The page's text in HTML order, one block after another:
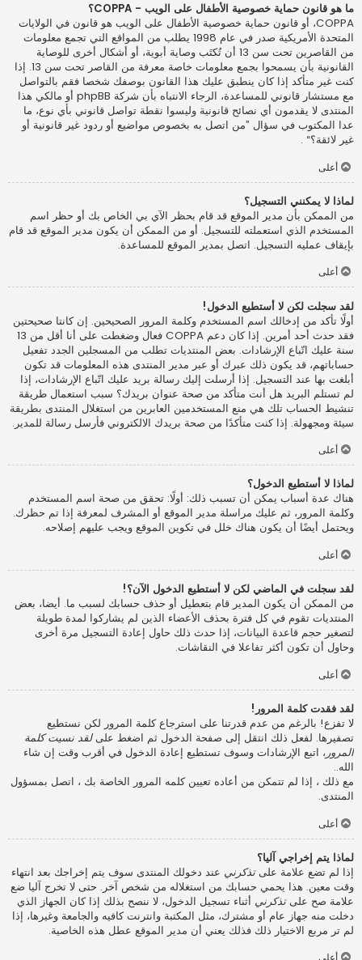
ما هو قانون حماية خصوصية الأطفال على الويب - COPPA؟
COPPA، أو قانون حماية خصوصية الأطفال على الويب هو قانون في الولايات
المتحدة الأمريكية صدر في عام 1998 يطلب من المواقع التي تجمع معلومات
من القاصرين تحت سن 13 أن تُكتَب وصاية أبوية، أو أشكال أخرى للوصاية
القانونية بأن يسمحوا بجمع معلومات خاصة معرفة من القاصر تحت سن 13. إذا
كنت غير متأكد إذا كان ينطبق عليك هذا القانون بوصفك شخصا فقم بالتواصل
مع مستشار قانوني للمساعدة، الرجاء الانتباه بأن شركة phpBB أو مالكي هذا
المنتدى لا يقدمون أي نصائح قانونية وليسوا نقطة تواصل قانوني بأي نوع، ما
عدا المكتوب في سؤال ”من اتصل به بخصوص مواضيع أو ردود غير قانونية أو
غير لائقة؟“ .
أعلى
لماذا لا يمكنني التسجيل؟
من الممكن بأن مدير الموقع قد قام بحظر الآي بي الخاص بك أو حظر اسم
المستخدم الذي استعملته للتسجيل. أو من الممكن أن يكون مدير الموقع قد قام
بإيقاف عمليه التسجيل. اتصل بمدير الموقع للمساعدة.
أعلى
لقد سجلت لكن لا أستطيع الدخول!
أولًا تأكد من إدخالك اسم المستخدم وكلمة المرور الصحيحين. إن كانتا صحيحتين
فقد حدث أحد أمرين. إذا كان دعم COPPA فعال وضغطت على أنا أقل من 13
سنة عليك اتّباع الإرشادات. بعض المنتديات تطلب من المسجلين الجدد تفعيل
حساباتهم، قد يكون ذلك عبرك أو عبر مدير المنتدى هذه المعلومات قد تكون
أبلغت بها عند التسجيل. إذا أرسلت إليك رسالة بريد عليك اتّباع الإرشادات، إذا
لم تستلم البريد هل أنت متأكد من صحة عنوان بريدك؟ سبب استعمال طريقة
تنشيط الحساب تلك هي منع المستخدمين العابرين من استغلال المنتدى بطريقة
سيئة ومجهولة. إذا كنت متأكدًا من صحة بريدك الالكتروني فأرسل رسالة للمدير.
أعلى
لماذا لا أستطيع الدخول؟
هناك عدة أسباب يمكن أن تسبب ذلك: أولًا: تحقق من صحة اسم المستخدم
وكلمة المرور، ثم عليك مراسلة مدير الموقع أو المشرف لمعرفة إذا تم حظرك.
ويحتمل أيضًا أن يكون هناك خلل في تكوين الموقع ويجب عليهم إصلاحه.
أعلى
لقد سجلت في الماضي لكن لا أستطيع الدخول الآن؟!
من الممكن أن يكون المدير قام بتعطيل أو حذف حسابك لسبب ما. أيضا، بعض
المنتديات تقوم في كل فترة بحذف الأعضاء الذين لم يشاركوا لمدة طويلة
لتصغير حجم قاعدة البيانات، إذا حدث ذلك حاول إعادة التسجيل مرة أخرى
وحاول أن تكون أكثر تفاعلا في النقاشات.
أعلى
لقد فقدت كلمة المرور!
لا تفزع! بالرغم من عدم قدرتنا على استرجاع كلمة المرور لكن نستطيع
تصفيرها. لفعل ذلك انتقل إلى صفحة الدخول ثم اضغط علىلقد نسيت كلمة
المرور ، اتبع الإرشادات وسوف تستطيع إعادة الدخول في أقرب وقت إن شاء
الله..
مع ذلك ، إذا لم تتمكن من أعاده تعيين كلمه المرور الخاصة بك ، اتصل بمسؤول
المنتدى.
أعلى
لماذا يتم إخراجي آليا؟
إذا لم تضع علامة علىتذكرني عند دخولك المنتدى سوف يتم إخراجك بعد انتهاء
وقت معين. هذا يحمي حسابك من استغلاله من شخص آخر. حتى لا تخرج آليا ضع
علامة صح علىتذكرني أثناء تسجيل الدخول، لا ننصح بذلك إذا كان الجهاز الذي
دخلت منه جهاز عام أو مشترك، مثل المكتبة وانترنت كافيه والجامعة وغيرها، إذا
لم تر مربع الاختيار ذلك فذلك يعني أن مدير الموقع عطل هذه الخاصية.